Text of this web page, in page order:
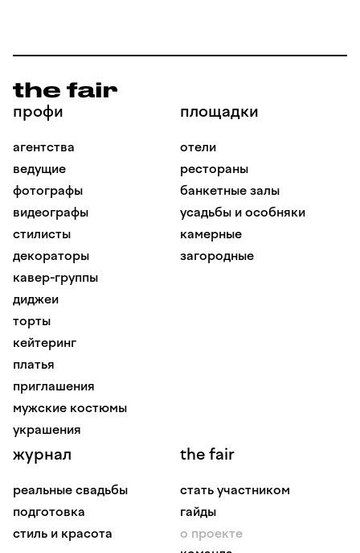
профи
агентства
ведущие
фотографы
видеографы
стилисты
декораторы
кавер-группы
диджеи
торты
кейтеринг
платья
приглашения
мужские костюмы
украшения
площадки
отели
рестораны
банкетные залы
усадьбы и особняки
камерные
загородные
журнал
реальные свадьбы
подготовка
стиль и красота
the fair
стать участником
гайды
о проекте